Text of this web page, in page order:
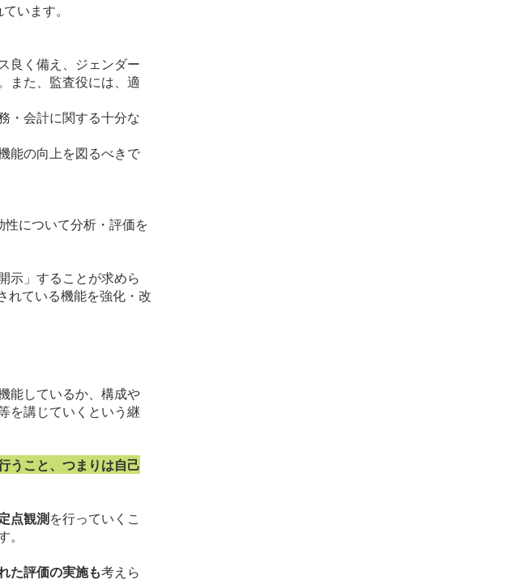
います。
良く備え、ジェンダー
また、監査役には、適
・会計に関する十分な
能の向上を図るべきで
について分析・評価を
示」することが求めら
れている機能を強化・改
能しているか、構成や
を講じていくという継
うこと、つまりは自己
点観測を行っていくこ
た評価の実施も考えら